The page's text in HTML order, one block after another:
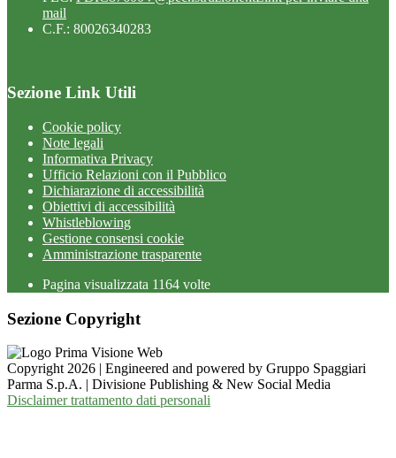
mail
C.F.: 80026340283
Sezione Link Utili
Cookie policy
Note legali
Informativa Privacy
Ufficio Relazioni con il Pubblico
Dichiarazione di accessibilità
Obiettivi di accessibilità
Whistleblowing
Gestione consensi cookie
Amministrazione trasparente
Pagina visualizzata 1164 volte
Sezione Copyright
Copyright 2026 | Engineered and powered by Gruppo Spaggiari
Parma S.p.A. | Divisione Publishing & New Social Media
Disclaimer trattamento dati personali